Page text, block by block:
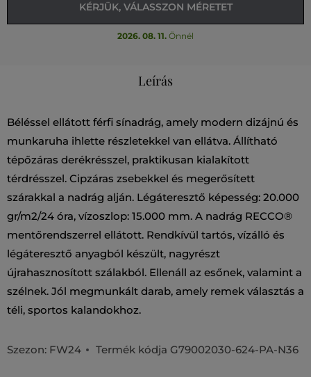
KÉRJÜK, VÁLASSZON MÉRETET
2026. 08. 11. Önnél
Leírás
Béléssel ellátott férfi sínadrág, amely modern dizájnú és
munkaruha ihlette részletekkel van ellátva. Állítható
tépőzáras derékrésszel, praktikusan kialakított
térdrésszel. Cipzáras zsebekkel és megerősített
szárakkal a nadrág alján. Légáteresztő képesség: 20.000
gr/m2/24 óra, vízoszlop: 15.000 mm. A nadrág RECCO®
mentőrendszerrel ellátott. Rendkívül tartós, vízálló és
légáteresztő anyagból készült, nagyrészt
újrahasznosított szálakból. Ellenáll az esőnek, valamint a
szélnek. Jól megmunkált darab, amely remek választás a
téli, sportos kalandokhoz.
Szezon: FW24 Termék kódja G79002030-624-PA-N36